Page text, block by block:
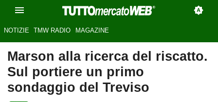
NOTIZIE TMW RADIO MAGAZINE
Marson alla ricerca del riscatto.
Sul portiere un primo
sondaggio del Treviso